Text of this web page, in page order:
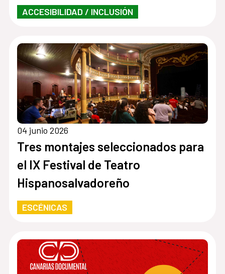
ACCESIBILIDAD / INCLUSIÓN
04 junio 2026
Tres montajes seleccionados para
el IX Festival de Teatro
Hispanosalvadoreño
ESCÉNICAS